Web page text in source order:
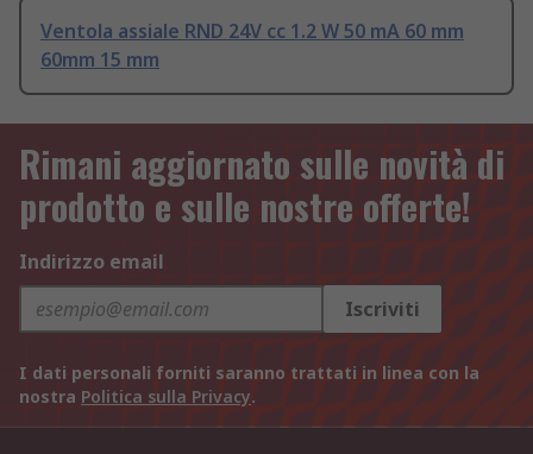
Ventola assiale RND 24V cc 1.2 W 50 mA 60 mm
60mm 15 mm
Rimani aggiornato sulle novità di
prodotto e sulle nostre offerte!
Indirizzo email
Iscriviti
I dati personali forniti saranno trattati in linea con la
nostra Politica sulla Privacy.